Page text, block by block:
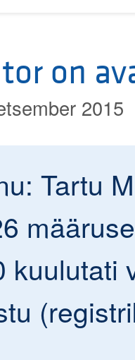
on
2015
Tartu
kuulutati